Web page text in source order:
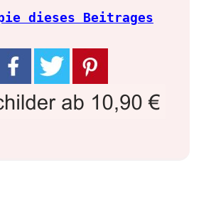
dieses Beitrages